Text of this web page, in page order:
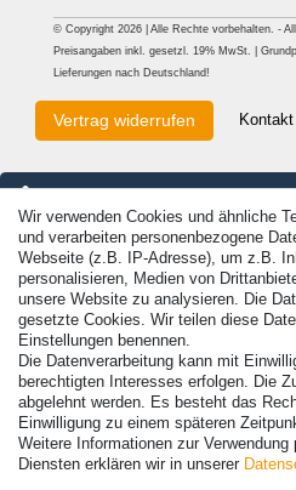
© Copyright 2026 | Alle Rechte vorbehalten. -
Preisangaben inkl. gesetzl. 19% MwSt. |
Lieferungen nach Deutschland!
Vertrag widerrufen Kontakt
Wir verwenden Cookies und ähnliche
und verarbeiten personenbezogene
Webseite (z.B. IP-Adresse), um z.B.
personalisieren, Medien von
unsere Website zu analysieren. Die
gesetzte Cookies. Wir teilen diese
Einstellungen benennen.
Die Datenverarbeitung kann mit
berechtigten Interesses erfolgen. Die
abgelehnt werden. Es besteht das
Einwilligung zu einem späteren
Weitere Informationen zur
Diensten erklären wir in unserer